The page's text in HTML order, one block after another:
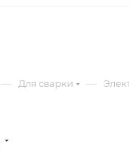
— Для сварки —